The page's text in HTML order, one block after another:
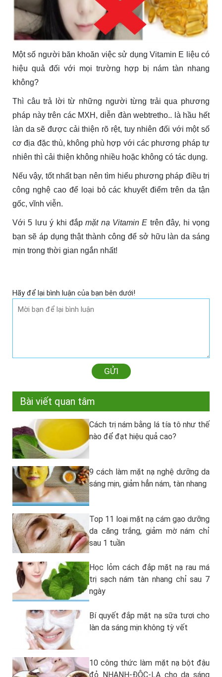
Một số người băn khoăn việc sử dụng Vitamin E liệu có
hiệu quả đối với mọi trường hợp bị nám tàn nhang
không?
Thì câu trả lời từ những người từng trải qua phương
pháp này trên các MXH, diễn đàn webtretho.. là hầu hết
làn da sẽ được cải thiện rõ rệt, tuy nhiên đối với một số
cơ địa đặc thù, không phù hợp với các phương pháp tự
nhiên thì cải thiện không nhiều hoặc không có tác dụng.
Nếu vậy, tốt nhất bạn nên tìm hiểu phương pháp điều trị
công nghệ cao để loại bỏ các khuyết điểm trên da tận
gốc, vĩnh viễn.
Với 5 lưu ý khi đắpmặt nạ Vitamin E trên đây, hi vọng
bạn sẽ áp dụng thật thành công để sở hữu làn da sáng
mịn trong thời gian ngắn nhất!
Hãy để lại bình luận của bạn bên dưới!
GỬI
Bài viết quan tâm
Cách trị nám bằng lá tía tô như thế
nào để đạt hiệu quả cao?
9 cách làm mặt nạ nghệ dưỡng da
sáng mịn, giảm hẳn nám, tàn nhang
Top 11 loại mặt nạ cám gạo dưỡng
da căng trắng, giảm mờ nám chỉ
sau 1 tuần
Học lỏm cách đắp mặt nạ rau má
trị sạch nám tàn nhang chỉ sau 7
ngày
Bí quyết đắp mặt nạ sữa tươi cho
làn da sáng mịn không tỳ vết
10 công thức làm mặt nạ bột đậu
đỏ NHANH-ĐỘC-LẠ cho da sáng